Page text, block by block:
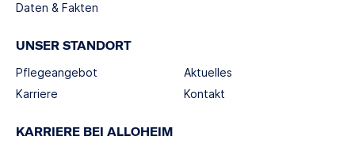
Daten & Fakten
UNSER STANDORT
Pflegeangebot
Karriere
Aktuelles
Kontakt
KARRIERE BEI ALLOHEIM